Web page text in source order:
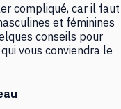
compliqué, car il faut
et féminines
conseils pour
vous conviendra le